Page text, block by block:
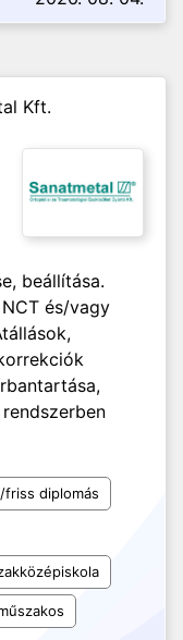
Kft.
beállítása.
és/vagy
friss diplomás